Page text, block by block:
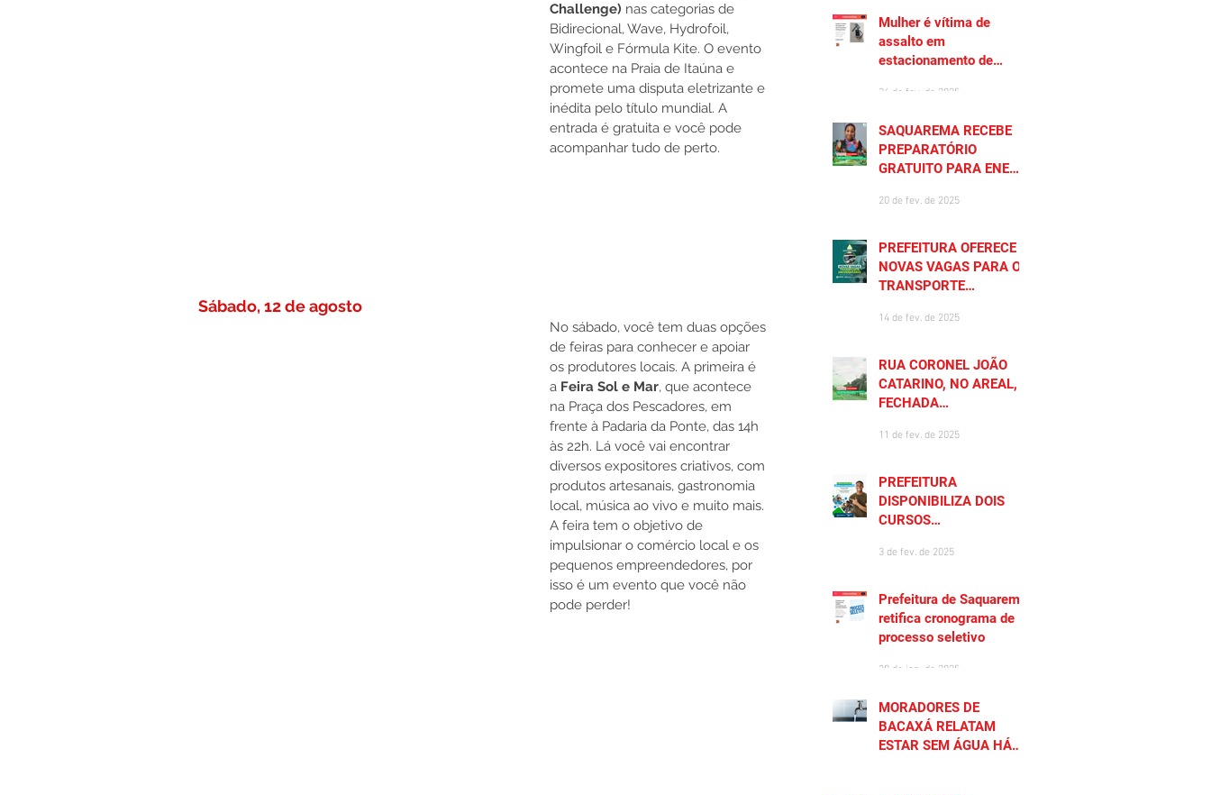
Challenge) nas categorias de
Bidirecional, Wave, Hydrofoil,
Wingfoil e Fórmula Kite. O evento
acontece na Praia de Itaúna e
promete uma disputa eletrizante e
inédita pelo título mundial. A
entrada é gratuita e você pode
acompanhar tudo de perto.
Sábado, 12 de agosto
No sábado, você tem duas opções
de feiras para conhecer e apoiar
os produtores locais. A primeira é
a Feira Sol e Mar, que acontece
na Praça dos Pescadores, em
frente à Padaria da Ponte, das 14h
às 22h. Lá você vai encontrar
diversos expositores criativos, com
produtos artesanais, gastronomia
local, música ao vivo e muito mais.
A feira tem o objetivo de
impulsionar o comércio local e os
pequenos empreendedores, por
isso é um evento que você não
pode perder!
Mulher é vítima de
assalto em
estacionamento de
26 de fev. de 2025
SAQUAREMA RECEBE
PREPARATÓRIO
GRATUITO PARA ENEM
20 de fev. de 2025
PREFEITURA OFERECE
NOVAS VAGAS PARA O
TRANSPORTE
14 de fev. de 2025
RUA CORONEL JOÃO
CATARINO, NO AREAL, É
FECHADA
11 de fev. de 2025
PREFEITURA
DISPONIBILIZA DOIS
CURSOS
GRATUITOS PARA
SAQUAREMA
3 de fev. de 2025
Prefeitura de Saquarema
retifica cronograma de
processo seletivo
28 de jan. de 2025
MORADORES DE
BACAXÁ RELATAM
ESTAR SEM ÁGUA HÁ